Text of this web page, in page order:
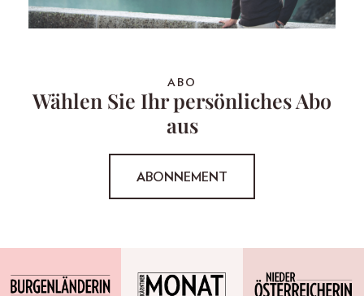
ABO
Wählen Sie Ihr persönliches Abo
aus
ABONNEMENT